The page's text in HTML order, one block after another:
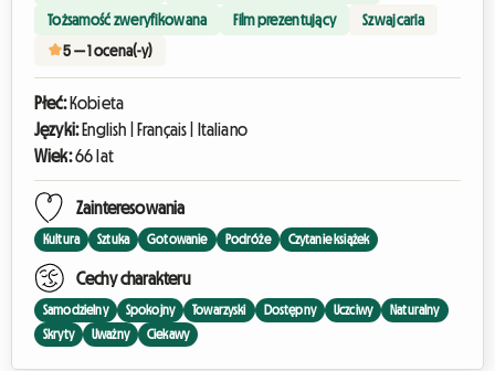
Tożsamość zweryfikowana
Film prezentujący
Szwajcaria
5 — 1 ocena(-y)
Płeć:Kobieta
Języki:English | Français | Italiano
Wiek:66 lat
Zainteresowania
Kultura Sztuka Gotowanie Podróże Czytanie książek
Cechy charakteru
Samodzielny Spokojny Towarzyski Dostępny Uczciwy
Naturalny
Skryty
Uważny Ciekawy